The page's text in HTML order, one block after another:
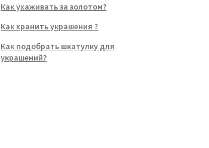
Как ухаживать за золотом?
Как хранить украшения ?
Как подобрать шкатулку для
украшений?